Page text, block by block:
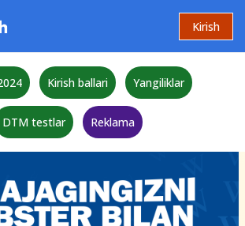
Kirish
Kirish ballari Yangiliklar
DTM testlar Reklama